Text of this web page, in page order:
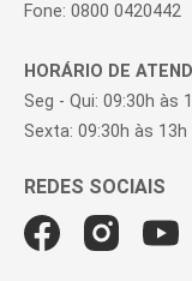
Fone: 0800 0420442
HORÁRIO DE
Seg - Qui: 09:30h às
Sexta: 09:30h às